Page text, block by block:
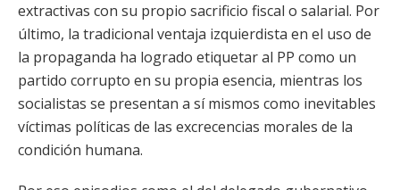
extractivas con su propio sacrificio fiscal o salarial. Por
último, la tradicional ventaja izquierdista en el uso de
la propaganda ha logrado etiquetar al PP como un
partido corrupto en su propia esencia, mientras los
socialistas se presentan a sí mismos como inevitables
víctimas políticas de las excrecencias morales de la
condición humana.